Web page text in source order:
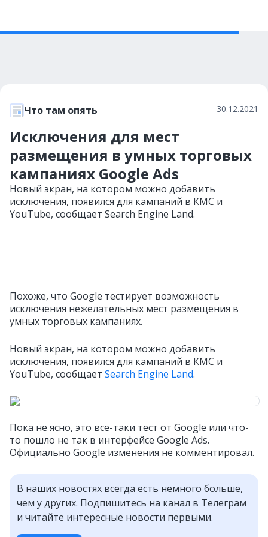
Что там опять 30.12.2021
Исключения для мест
размещения в умных торговых
кампаниях Google Ads
Новый экран, на котором можно добавить
исключения, появился для кампаний в КМС и
YouTube, сообщает Search Engine Land.
Похоже, что Google тестирует возможность
исключения нежелательных мест размещения в
умных торговых кампаниях.
Новый экран, на котором можно добавить
исключения, появился для кампаний в КМС и
YouTube, сообщает Search Engine Land.
Пока не ясно, это все-таки тест от Google или что-
то пошло не так в интерфейсе Google Ads.
Официально Google изменения не комментировал.
В наших новостях всегда есть немного больше,
чем у других. Подпишитесь на канал в Телеграм
и читайте интересные новости первыми.